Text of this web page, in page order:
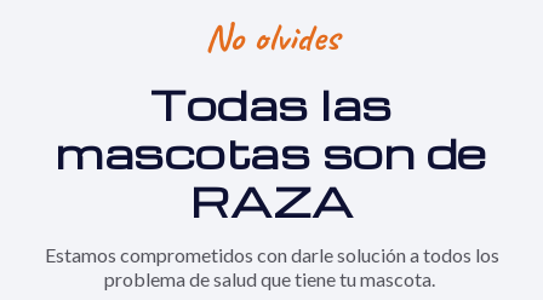
No olvides
Todas las
mascotas son de
RAZA
Estamos comprometidos con darle solución a todos los
problema de salud que tiene tu mascota.